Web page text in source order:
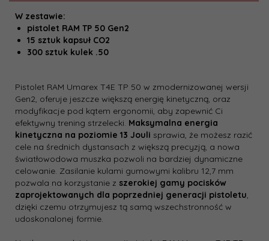
W zestawie:
pistolet RAM TP 50 Gen2
15 sztuk kapsuł CO2
300 sztuk kulek .50
Pistolet RAM Umarex T4E TP 50 w zmodernizowanej wersji
Gen2, oferuje jeszcze większą energię kinetyczną, oraz
modyfikacje pod kątem ergonomii, aby zapewnić Ci
efektywny trening strzelecki. Maksymalna energia
kinetyczna na poziomie 13 Jouli sprawia, że możesz razić
cele na średnich dystansach z większą precyzją, a nowa
światłowodowa muszka pozwoli na bardziej dynamiczne
celowanie. Zasilanie kulami gumowymi kalibru 12,7 mm
pozwala na korzystanie z szerokiej gamy pocisków
zaprojektowanych dla poprzedniej generacji pistoletu,
dzięki czemu otrzymujesz tą samą wszechstronność w
udoskonalonej formie.